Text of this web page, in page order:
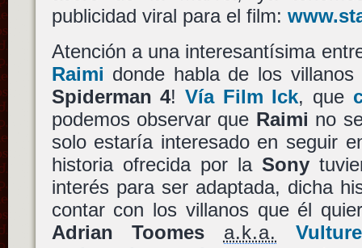
publicidad viral para el film:
Atención a una interesantísima
Raimi donde habla de los
Spiderman 4! Vía Film Ick, que
podemos observar que Raimi no
solo estaría interesado en seguir
historia ofrecida por la Sony
interés para ser adaptada, dicha
contar con los villanos que él
Adrian Toomes
a.k.a. Vulture